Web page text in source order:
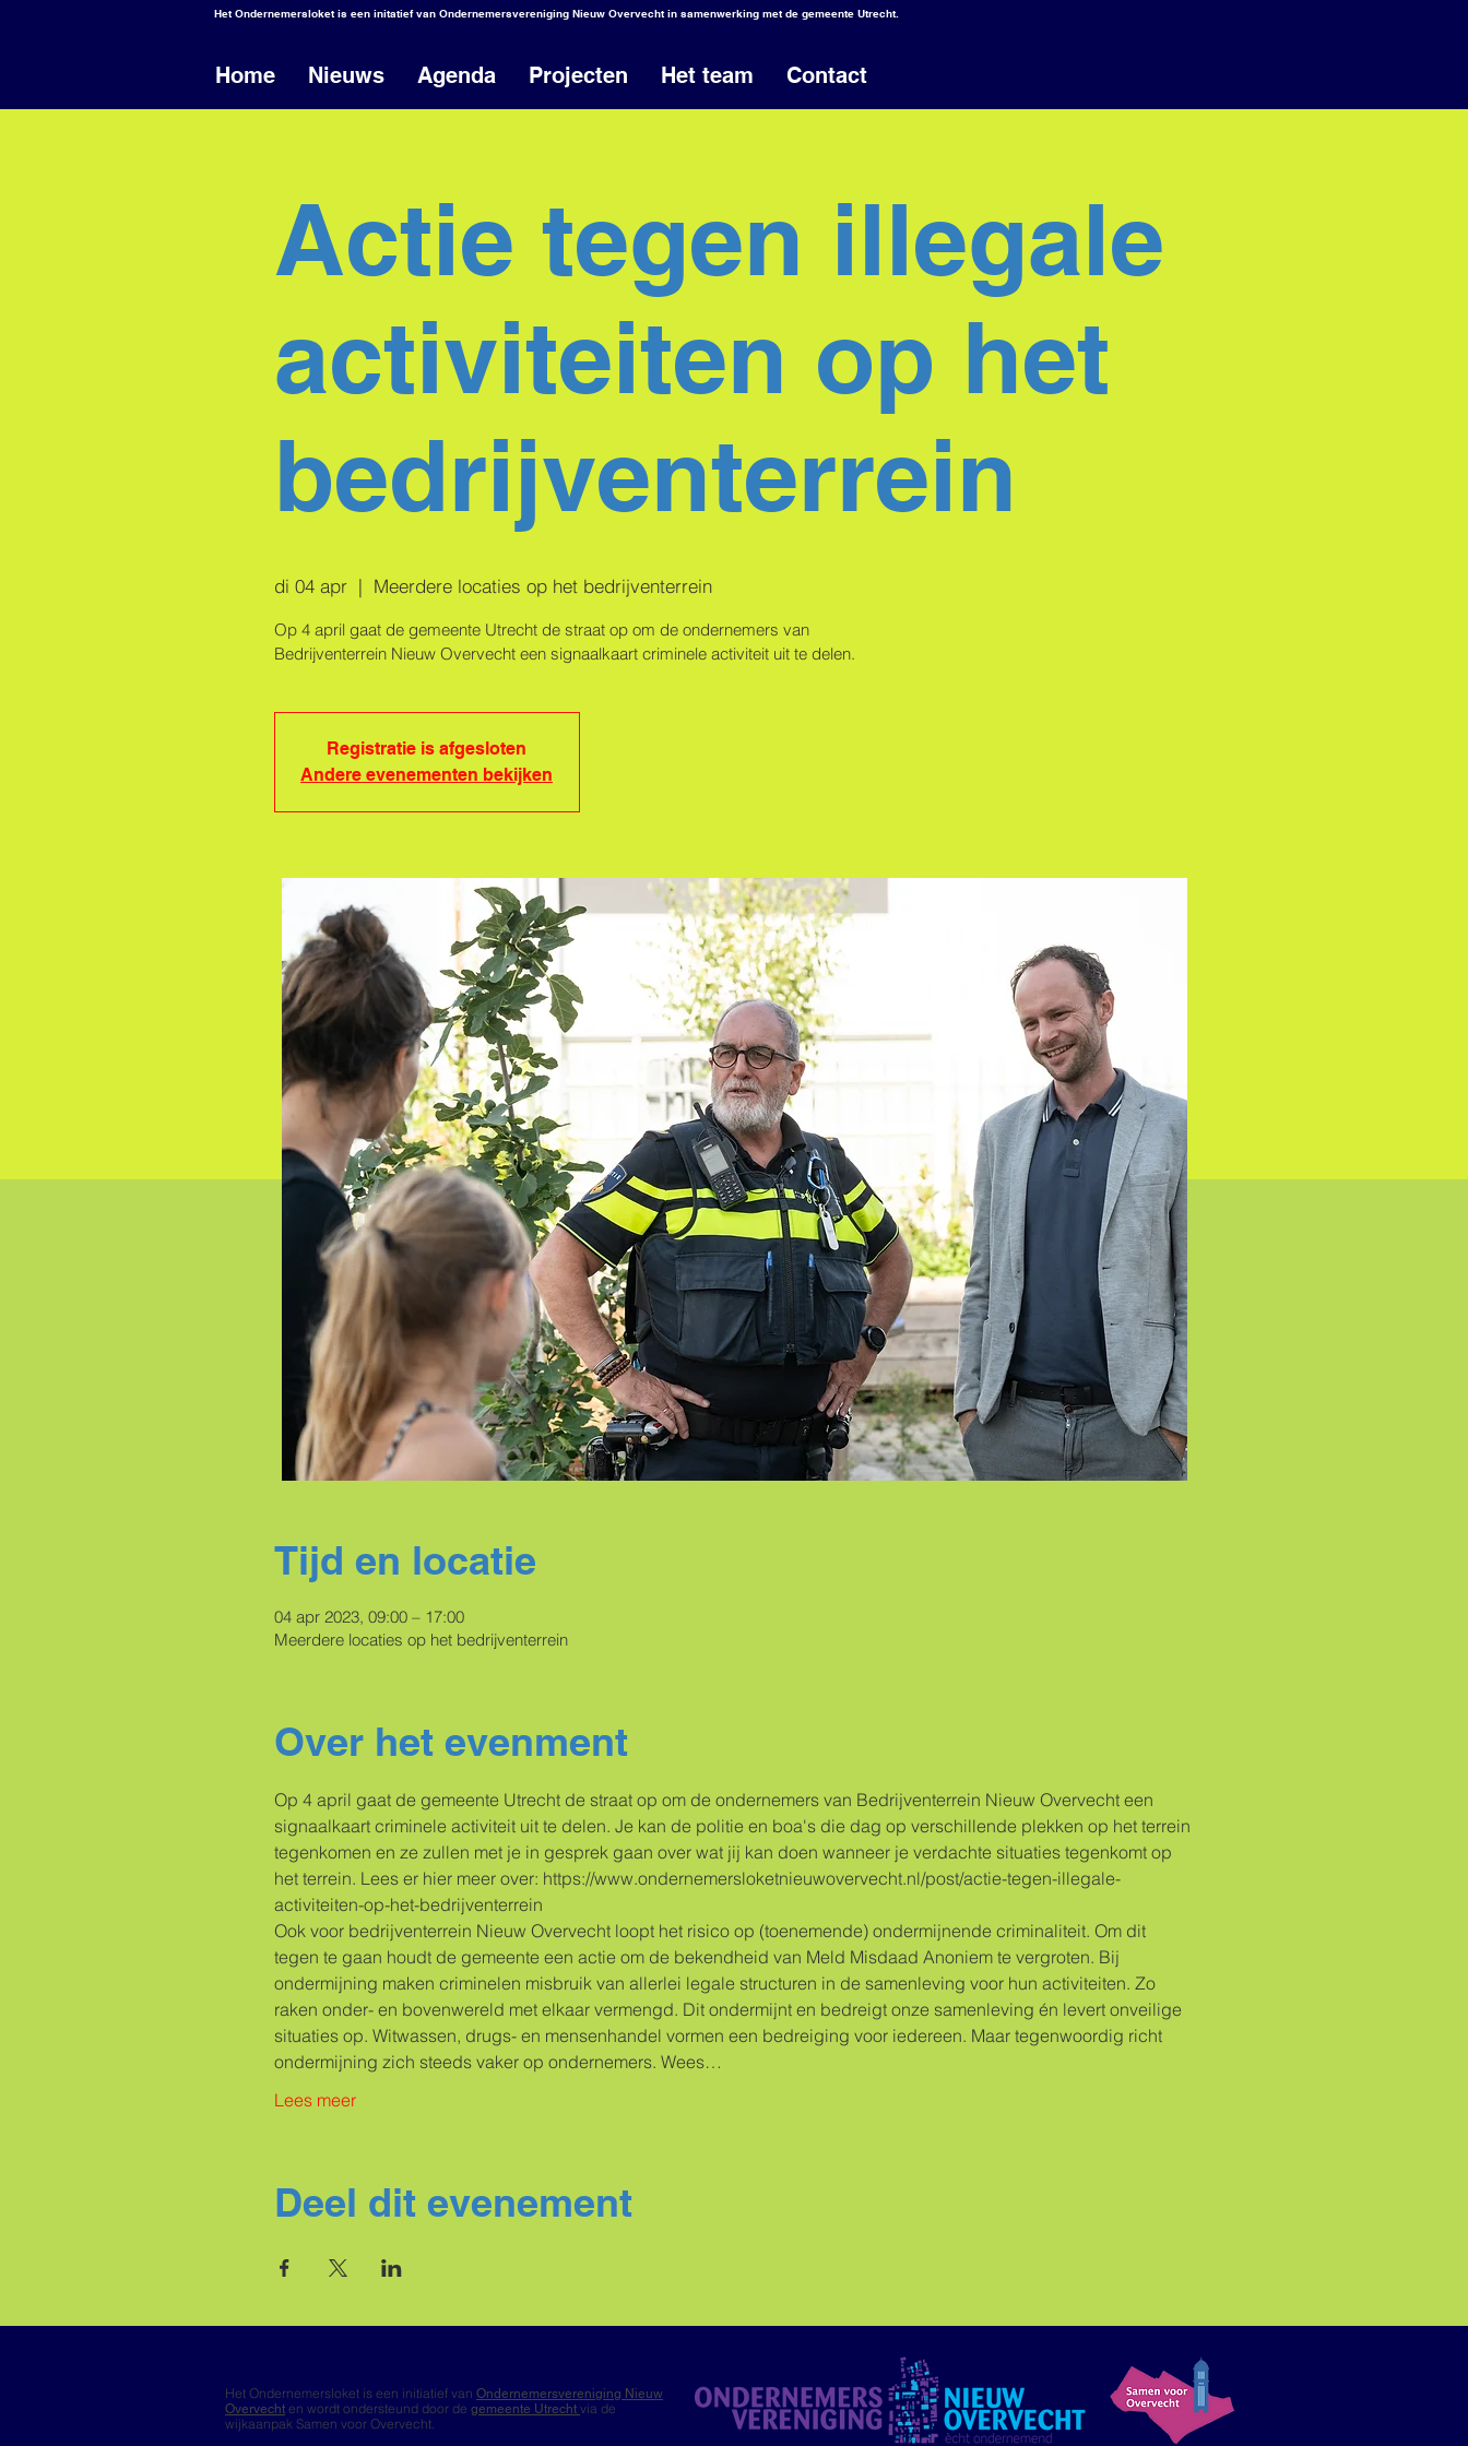
Het Ondernemersloket is een initatief van Ondernemersvereniging Nieuw Overvecht in samenwerking met de gemeente Utrecht.
Home Nieuws Agenda Projecten Het team Contact
Actie tegen illegale
activiteiten op het
bedrijventerrein
di 04 apr
  |
Meerdere locaties op het bedrijventerrein
Op 4 april gaat de gemeente Utrecht de straat op om de ondernemers van
Bedrijventerrein Nieuw Overvecht een signaalkaart criminele activiteit uit te delen.
Registratie is afgesloten
Andere evenementen bekijken
Tijd en locatie
04 apr 2023, 09:00 – 17:00
Meerdere locaties op het bedrijventerrein
Over het evenment
Op 4 april gaat de gemeente Utrecht de straat op om de ondernemers van Bedrijventerrein Nieuw Overvecht een
signaalkaart criminele activiteit uit te delen. Je kan de politie en boa's die dag op verschillende plekken op het terrein
tegenkomen en ze zullen met je in gesprek gaan over wat jij kan doen wanneer je verdachte situaties tegenkomt op
het terrein. Lees er hier meer over: https://www.ondernemersloketnieuwovervecht.nl/post/actie-tegen-illegale-
activiteiten-op-het-bedrijventerrein
Ook voor bedrijventerrein Nieuw Overvecht loopt het risico op (toenemende) ondermijnende criminaliteit. Om dit
tegen te gaan houdt de gemeente een actie om de bekendheid van Meld Misdaad Anoniem te vergroten. Bij
ondermijning maken criminelen misbruik van allerlei legale structuren in de samenleving voor hun activiteiten. Zo
raken onder- en bovenwereld met elkaar vermengd. Dit ondermijnt en bedreigt onze samenleving én levert onveilige
situaties op. Witwassen, drugs- en mensenhandel vormen een bedreiging voor iedereen. Maar tegenwoordig richt
ondermijning zich steeds vaker op ondernemers. Wees…
Lees meer
Deel dit evenement
Het Ondernemersloket is een initiatief van Ondernemersvereniging Nieuw
Overvecht en wordt ondersteund door de gemeente Utrecht via de
wijkaanpak Samen voor Overvecht.